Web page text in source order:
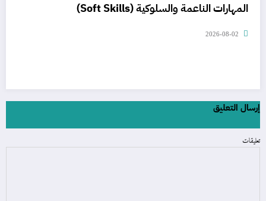
المهارات الناعمة والسلوكية (Soft Skills)
2026-08-02
إرسال التعليق
تعليقات